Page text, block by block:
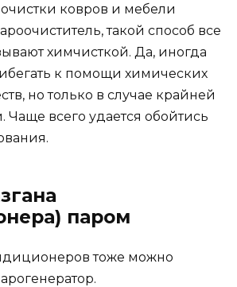
ковров и мебели
такой способ все
химчисткой. Да, иногда
к помощи химических
но только в случае крайней
Чаще всего удается обойтись
паром
тоже можно